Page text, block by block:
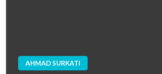
AHMAD SURKATI